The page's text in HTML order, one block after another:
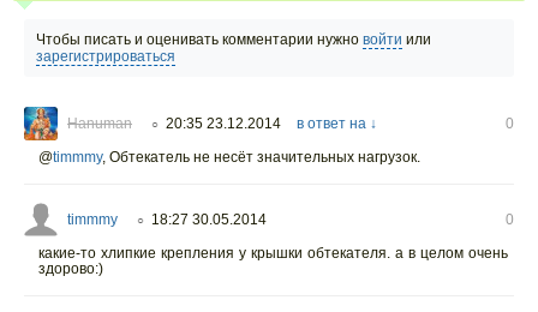
Чтобы писать и оценивать комментарии нужно войти или
зарегистрироваться
Hanuman ○ 20:35 23.12.2014 в ответ на ↓
0
@timmmy, Обтекатель не несёт значительных нагрузок.
timmmy ○ 18:27 30.05.2014
0
какие-то хлипкие крепления у крышки обтекателя. а в целом очень
здорово:)